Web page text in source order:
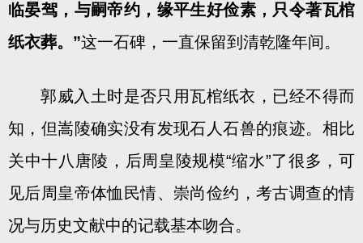
临晏驾，与嗣帝约，缘平生好俭素，只令著瓦棺
纸衣葬。”这一石碑，一直保留到清乾隆年间。
郭威入土时是否只用瓦棺纸衣，已经不得而
知，但嵩陵确实没有发现石人石兽的痕迹。相比
关中十八唐陵，后周皇陵规模“缩水”了很多，可
见后周皇帝体恤民情、崇尚俭约，考古调查的情
况与历史文献中的记载基本吻合。